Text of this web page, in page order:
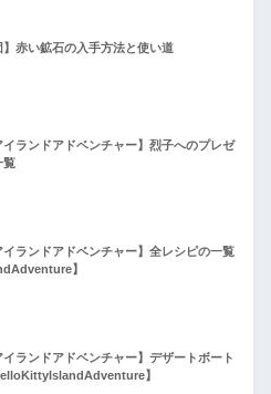
】赤い鉱石の入手方法と使い道
イランドアドベンチャー】烈子へのプレゼ
覧
イランドアドベンチャー】全レシピの一覧
】
イランドアドベンチャー】デザートボート
】